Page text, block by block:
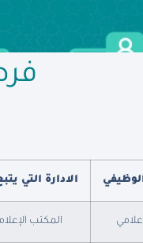
الادارة التي
المكتب